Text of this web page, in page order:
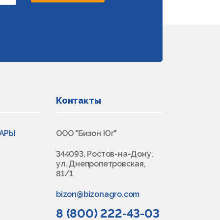
Контакты
ООО "Бизон Юг"
344093, Ростов-на-Дону,
ул. Днепропетровская,
81/1
bizon@bizonagro.com
8 (800) 222-43-03